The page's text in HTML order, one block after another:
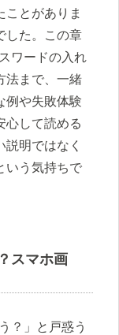
ことがありま
した。この章
ワードの入れ
法まで、一緒
例や失敗体験
心して読める
明ではなく
いう気持ちで
スマホ画
？」と戸惑う